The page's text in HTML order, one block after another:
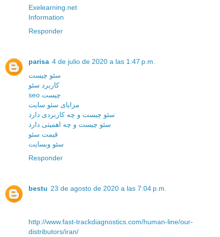
Exelearning.net
Information
Responder
parisa 4 de julio de 2020 a las 1:47 p.m.
سئو چیست
کاربرد سئو
seo چیست
مزایای سئو سایت
سئو چیست و چه کاربردی دارد
سئو چیست و چه اهمیتی دارد
قیمت سئو
سئو وبسایت
Responder
bestu 23 de agosto de 2020 a las 7:04 p.m.
http://www.fast-trackdiagnostics.com/human-line/our-
distributors/iran/